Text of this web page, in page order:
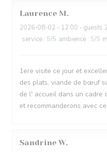
Laurence M
2026-08-02 - 12:00 - guests 2
service : 5/5 ambience : 5/5
1ere visite ce jour et
des plats, viande de bœuf
de l' accueil dans un cadre
et recommanderons avec
Sandrine W